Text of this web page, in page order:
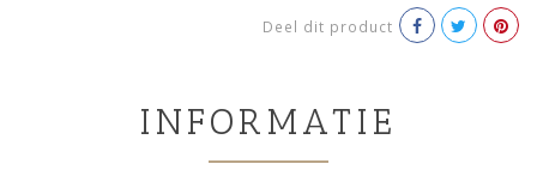
Deel dit product
INFORMATIE